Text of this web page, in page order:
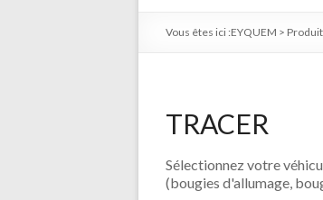
Vous êtes ici :EYQUEM >
TRACER
Sélectionnez votre
(bougies d'allumage,